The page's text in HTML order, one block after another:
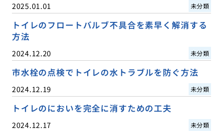
2025.01.01 未分類
トイレのフロートバルブ不具合を素早く解消する
方法
2024.12.20 未分類
市水栓の点検でトイレの水トラブルを防ぐ方法
2024.12.19 未分類
トイレのにおいを完全に消すための工夫
2024.12.17 未分類